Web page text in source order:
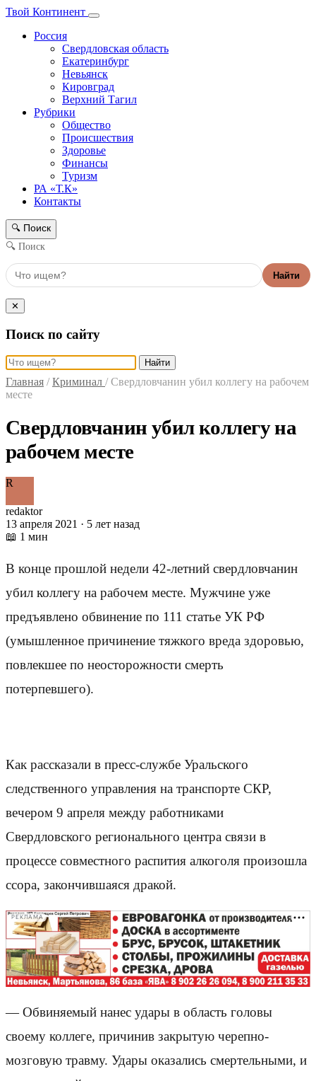
Твой Континент
Россия
Свердловская область
Екатеринбург
Невьянск
Кировград
Верхний Тагил
Рубрики
Общество
Происшествия
Здоровье
Финансы
Туризм
РА «Т.К»
Контакты
🔍 Поиск
🔍 Поиск
Найти
✕
Поиск по сайту
Найти
Главная / Криминал / Свердловчанин убил коллегу на рабочем
месте
Свердловчанин убил коллегу на
рабочем месте
R
redaktor
13 апреля 2021 · 5 лет назад
📖 1 мин
В конце прошлой недели 42-летний свердловчанин
убил коллегу на рабочем месте. Мужчине уже
предъявлено обвинение по 111 статье УК РФ
(умышленное причинение тяжкого вреда здоровью,
повлекшее по неосторожности смерть
потерпевшего).
Как рассказали в пресс-службе Уральского
следственного управления на транспорте СКР,
вечером 9 апреля между работниками
Свердловского регионального центра связи в
процессе совместного распития алкоголя произошла
ссора, закончившаяся дракой.
РЕКЛАМА
— Обвиняемый нанес удары в область головы
своему коллеге, причинив закрытую черепно-
мозговую травму. Удары оказались смертельными, и